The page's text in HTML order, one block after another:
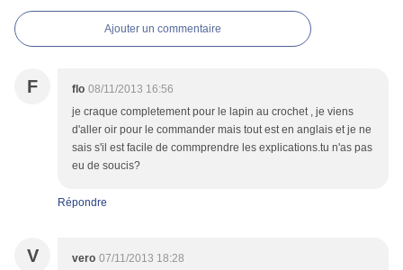
Ajouter un commentaire
F flo 08/11/2013 16:56
je craque completement pour le lapin au crochet , je viens
d'aller oir pour le commander mais tout est en anglais et je ne
sais s'il est facile de commprendre les explications.tu n'as pas
eu de soucis?
Répondre
V vero 07/11/2013 18:28